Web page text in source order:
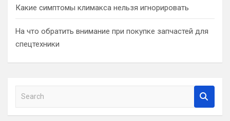
Какие симптомы климакса нельзя игнорировать
На что обратить внимание при покупке запчастей для
спецтехники
a